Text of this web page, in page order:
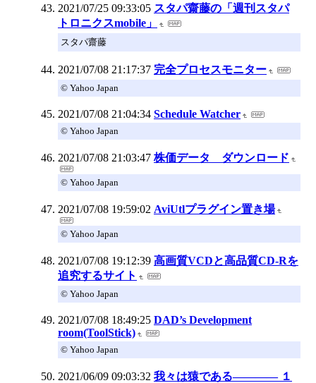
2021/07/25 09:33:05 スタパ齋藤の「週刊スタパ
トロニクスmobile」
スタパ齋藤
2021/07/08 21:17:37 完全プロセスモニター
© Yahoo Japan
2021/07/08 21:04:34 Schedule Watcher
© Yahoo Japan
2021/07/08 21:03:47 株価データ ダウンロード
© Yahoo Japan
2021/07/08 19:59:02 AviUtlプラグイン置き場
© Yahoo Japan
2021/07/08 19:12:39 高画質VCDと高品質CD-Rを
追究するサイト
© Yahoo Japan
2021/07/08 18:49:25 DAD’s Development
room(ToolStick)
© Yahoo Japan
2021/06/09 09:03:32 我々は猿である―――― １